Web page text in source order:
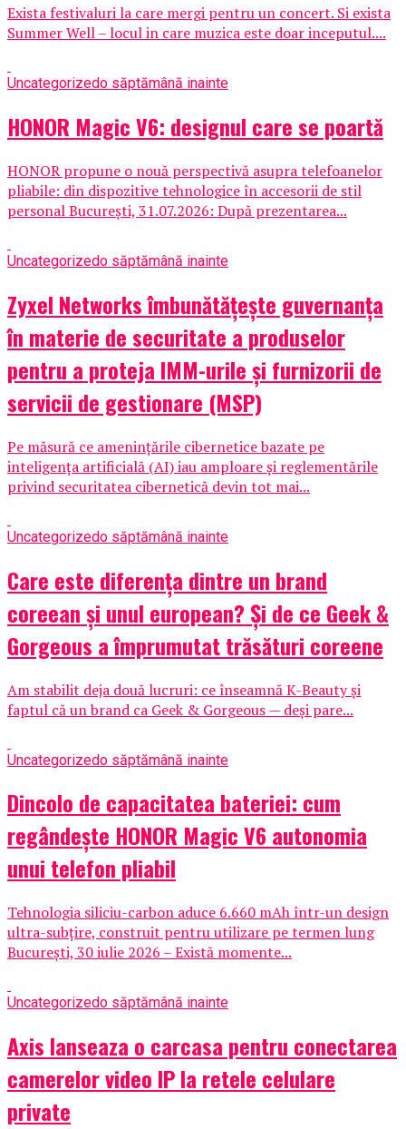
Exista festivaluri la care mergi pentru un concert. Si exista
Summer Well – locul in care muzica este doar inceputul....
Uncategorizedo săptămână inainte
HONOR Magic V6: designul care se poartă
HONOR propune o nouă perspectivă asupra telefoanelor
pliabile: din dispozitive tehnologice în accesorii de stil
personal București, 31.07.2026: După prezentarea...
Uncategorizedo săptămână inainte
Zyxel Networks îmbunătățește guvernanța
în materie de securitate a produselor
pentru a proteja IMM-urile și furnizorii de
servicii de gestionare (MSP)
Pe măsură ce amenințările cibernetice bazate pe
inteligența artificială (AI) iau amploare și reglementările
privind securitatea cibernetică devin tot mai...
Uncategorizedo săptămână inainte
Care este diferența dintre un brand
coreean și unul european? Și de ce Geek &
Gorgeous a împrumutat trăsături coreene
Am stabilit deja două lucruri: ce înseamnă K-Beauty și
faptul că un brand ca Geek & Gorgeous — deși pare...
Uncategorizedo săptămână inainte
Dincolo de capacitatea bateriei: cum
regândește HONOR Magic V6 autonomia
unui telefon pliabil
Tehnologia siliciu-carbon aduce 6.660 mAh într-un design
ultra-subțire, construit pentru utilizare pe termen lung
București, 30 iulie 2026 – Există momente...
Uncategorizedo săptămână inainte
Axis lanseaza o carcasa pentru conectarea
camerelor video IP la retele celulare
private